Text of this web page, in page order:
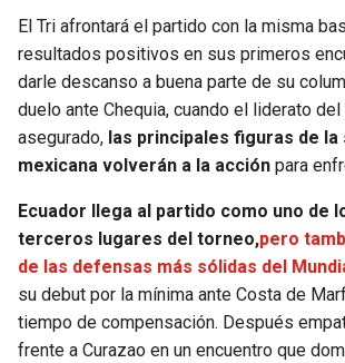
VIKINGS
FALCONS
PANTHERS
SAINTS
BUCCANEERS
THUNDER
TRAIL BLAZERS
JAZZ
El Tri afrontará el partido con la misma
resultados positivos en sus primeros
darle descanso a buena parte de su
duelo ante Chequia, cuando el liderato
asegurado, las principales figuras de
mexicana volverán a la acción para
Ecuador llega al partido como uno de
terceros lugares del torneo,pero
de las defensas más sólidas del
su debut por la mínima ante Costa de
tiempo de compensación. Después
frente a Curazao en un encuentro que